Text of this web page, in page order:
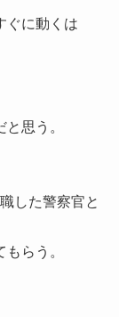
ぐに動くは
思う。
した警察官と
らう。